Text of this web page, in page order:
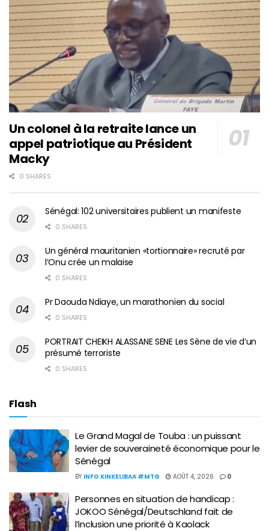
Un colonel à la retraite lance un
appel patriotique au Président
Macky
0 SHARES
Sénégal: 102 universitaires publient un manifeste
0 SHARES
Un général mauritanien «tortionnaire» recruté par
l’Onu crée un malaise
0 SHARES
Pr Daouda Ndiaye, un marathonien du social
0 SHARES
PORTRAIT CHEIKH ALASSANE SENE Les Sène de vie d’un
présumé terroriste
0 SHARES
Flash
Le Grand Magal de Touba : un puissant
levier de souveraineté économique pour le
Sénégal
BY INFO KINKELIBAA #MTG AOÛT 4, 2026 0
Personnes en situation de handicap :
JOKOO Sénégal/Deutschland fait de
l’inclusion une priorité à Kaolack